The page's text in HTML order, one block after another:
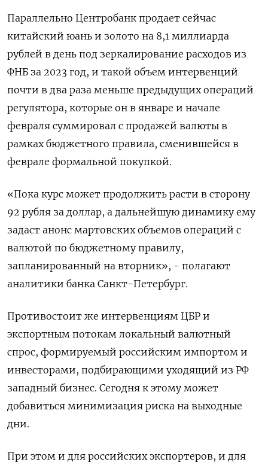
Параллельно Центробанк продает сейчас
китайский юань и золото на 8,1 миллиарда
рублей в день под зеркалирование расходов из
ФНБ за 2023 год, и такой объем интервенций
почти в два раза меньше предыдущих операций
регулятора, которые он в январе и начале
февраля суммировал с продажей валюты в
рамках бюджетного правила, сменившейся в
феврале формальной покупкой.
«Пока курс может продолжить расти в сторону
92 рубля за доллар, а дальнейшую динамику ему
задаст анонс мартовских объемов операций с
валютой по бюджетному правилу,
запланированный на вторник», - полагают
аналитики банка Санкт-Петербург.
Противостоит же интервенциям ЦБР и
экспортным потокам локальный валютный
спрос, формируемый российским импортом и
инвесторами, подбирающими уходящий из РФ
западный бизнес. Сегодня к этому может
добавиться минимизация риска на выходные
дни.
При этом и для российских экспортеров, и для